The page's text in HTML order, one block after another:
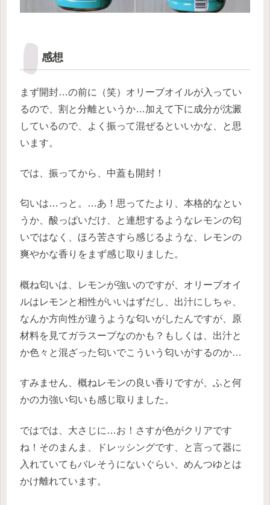
感想
まず開封…の前に（笑）オリーブオイルが入ってい
るので、割と分離というか…加えて下に成分が沈澱
しているので、よく振って混ぜるといいかな、と思
います。
では、振ってから、中蓋も開封！
匂いは…っと。…あ！思ってたより、本格的なとい
うか、酸っぱいだけ、と連想するようなレモンの匂
いではなく、ほろ苦さすら感じるような、レモンの
爽やかな香りをまず感じ取りました。
概ね匂いは、レモンが強いのですが、オリーブオイ
ルはレモンと相性がいいはずだし、出汁にしちゃ、
なんか方向性が違うような匂いがしたんですが、原
材料を見てガラスープなのかも？もしくは、出汁と
か色々と混ざった匂いでこういう匂いがするのか…
すみません、概ねレモンの良い香りですが、ふと何
かの力強い匂いも感じ取りました。
ではでは、大さじに…お！さすが色がクリアです
ね！そのまんま、ドレッシングです、と言って器に
入れていてもバレそうにないぐらい、めんつゆとは
かけ離れています。